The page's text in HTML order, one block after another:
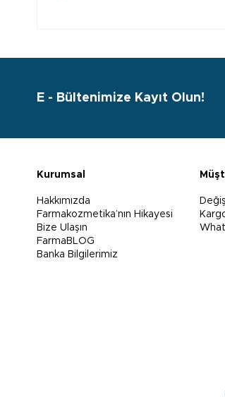
E - Bültenimize Kayıt Olun!
Kurumsal
Hakkımızda
Farmakozmetika’nın Hikayesi
Bize Ulaşın
FarmaBLOG
Banka Bilgilerimiz